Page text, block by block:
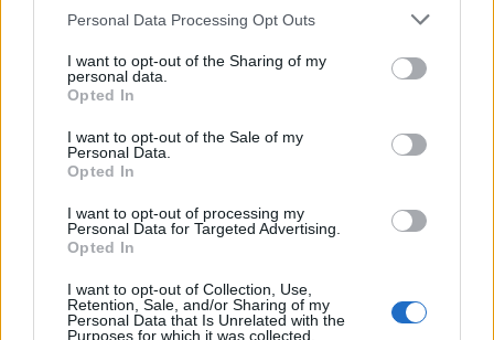
Please note that this website/app uses one or more Google
not limited to your visit or usage behaviour. You may click to
grant or deny consent to Google and its third-party tags to
use your data for below specified purposes in below Google
consent section.
Personal Data Processing Opt Outs
I want to opt-out of the Sharing of my
personal data.
Opted In
I want to opt-out of the Sale of my
Personal Data.
Opted In
I want to opt-out of processing my
Personal Data for Targeted Advertising.
Opted In
I want to opt-out of Collection, Use,
Retention, Sale, and/or Sharing of my
Personal Data that Is Unrelated with the
Purposes for which it was collected.